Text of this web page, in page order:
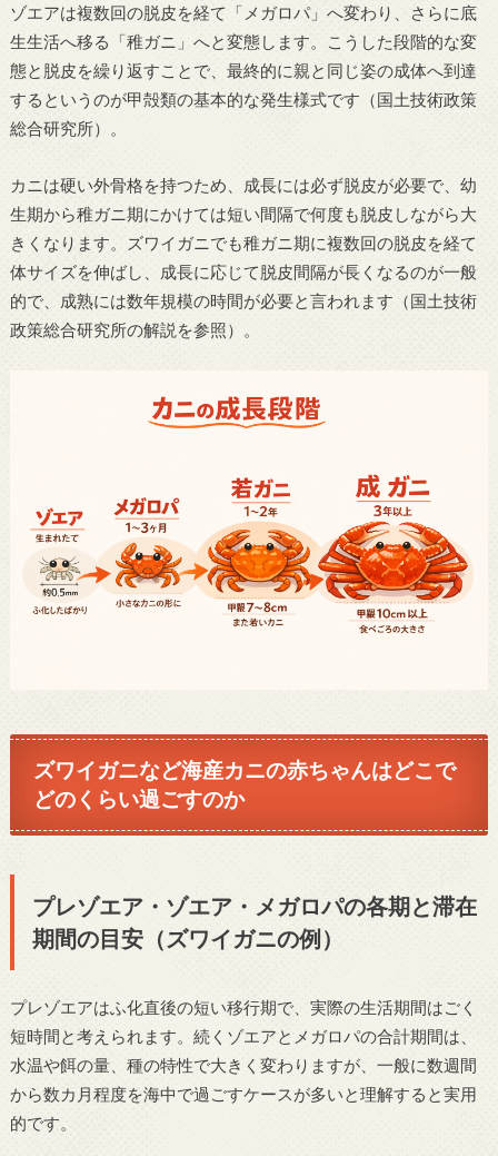
ゾエアは複数回の脱皮を経て「メガロパ」へ変わり、さらに底
生生活へ移る「稚ガニ」へと変態します。こうした段階的な変
態と脱皮を繰り返すことで、最終的に親と同じ姿の成体へ到達
するというのが甲殻類の基本的な発生様式です（国土技術政策
総合研究所）。
カニは硬い外骨格を持つため、成長には必ず脱皮が必要で、幼
生期から稚ガニ期にかけては短い間隔で何度も脱皮しながら大
きくなります。ズワイガニでも稚ガニ期に複数回の脱皮を経て
体サイズを伸ばし、成長に応じて脱皮間隔が長くなるのが一般
的で、成熟には数年規模の時間が必要と言われます（国土技術
政策総合研究所の解説を参照）。
ズワイガニなど海産カニの赤ちゃんはどこで
どのくらい過ごすのか
プレゾエア・ゾエア・メガロパの各期と滞在
期間の目安（ズワイガニの例）
プレゾエアはふ化直後の短い移行期で、実際の生活期間はごく
短時間と考えられます。続くゾエアとメガロパの合計期間は、
水温や餌の量、種の特性で大きく変わりますが、一般に数週間
から数カ月程度を海中で過ごすケースが多いと理解すると実用
的です。